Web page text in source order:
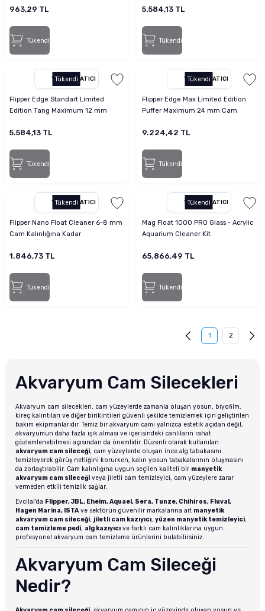
963,29 TL
Tükendi
5.584,13 TL
Tükendi
Tükendi
YETKILI SATICI
Flipper Edge Standart Limited
Edition Tang Maximum 12 mm
5.584,13 TL
Tükendi
Tükendi
YETKILI SATICI
Flipper Edge Max Limited Edition
Puffer Maximum 24 mm Cam
9.224,42 TL
Tükendi
Tükendi
YETKILI SATICI
Flipper Nano Float Cleaner 6-8 mm
Cam Kalınlığına Kadar
1.846,73 TL
Tükendi
Tükendi
YETKILI SATICI
Mag Float 1000 PRO Glass - Acrylic
Aquarium Cleaner Kit
65.866,49 TL
Tükendi
1 2
Akvaryum Cam Silecekleri
Akvaryum cam silecekleri, cam yüzeylerde zamanla oluşan yosun, biyofilm,
kireç kalıntıları ve diğer birikintileri güvenli şekilde temizlemek için geliştirilen
bakım ekipmanlarıdır. Temiz bir akvaryum camı yalnızca estetik açıdan değil,
akvaryumun daha fazla ışık alması ve içerisindeki canlıların rahat
gözlemlenebilmesi açısından da önemlidir. Düzenli olarak kullanılan
akvaryum cam sileceği, cam yüzeylerde oluşan ince alg tabakasını
temizleyerek görüş netliğini korurken, kalın yosun tabakalarının oluşmasını
da zorlaştırabilir. Cam kalınlığına uygun seçilen kaliteli bir manyetik
akvaryum cam sileceği veya jiletli cam temizleyici, cam yüzeylere zarar
vermeden etkili temizlik sağlar.
Evcilal'da Flipper, JBL, Eheim, Aquael, Sera, Tunze, Chihiros, Fluval,
Hagen Marina, ISTAve sektörün güvenilir markalarına ait manyetik
akvaryum cam sileceği, jiletli cam kazıyıcı, yüzen manyetik temizleyici,
cam temizleme pedi, alg kazıyıcı ve farklı cam kalınlıklarına uygun
profesyonel akvaryum cam temizleme ürünlerini bulabilirsiniz.
Akvaryum Cam Sileceği
Nedir?